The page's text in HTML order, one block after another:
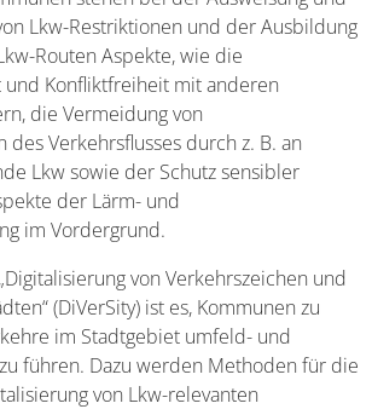
Lkw-Restriktionen und der Ausbildung
Routen Aspekte, wie die
Konfliktfreiheit mit anderen
die Vermeidung von
des Verkehrsflusses durch z. B. an
Lkw sowie der Schutz sensibler
der Lärm- und
im Vordergrund.
von Verkehrszeichen und
(DiVerSity) ist es, Kommunen zu
im Stadtgebiet umfeld- und
führen. Dazu werden Methoden für die
von Lkw-relevanten